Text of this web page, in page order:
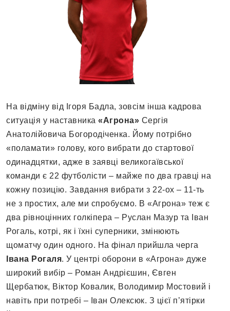
На відміну від Ігоря Бадла, зовсім інша кадрова
ситуація у наставника «Агрона» Сергія
Анатолійовича Богородіченка. Йому потрібно
«поламати» голову, кого вибрати до стартової
одинадцятки, адже в заявці великогаївської
команди є 22 футболісти – майже по два гравці на
кожну позицію. Завдання вибрати з 22-ох – 11-ть
не з простих, але ми спробуємо. В «Агрона» теж є
два рівноцінних голкіпера – Руслан Мазур та Іван
Рогаль, котрі, як і їхні суперники, змінюють
щоматчу один одного. На фінал прийшла черга
Івана Рогаля. У центрі оборони в «Агрона» дуже
широкий вибір – Роман Андрієшин, Євген
Щербатюк, Віктор Ковалик, Володимир Мостовий і
навіть при потребі – Іван Олексюк. З цієї п’ятірки